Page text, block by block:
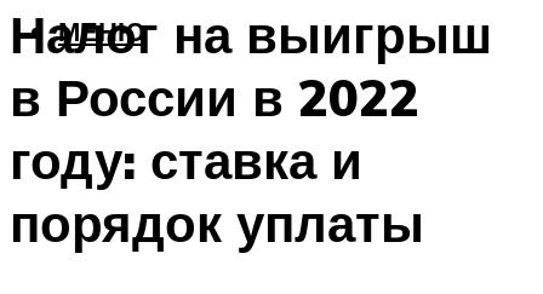
МЕНЮ
Налог на выигрыш
в России в 2022
году: ставка и
порядок уплаты